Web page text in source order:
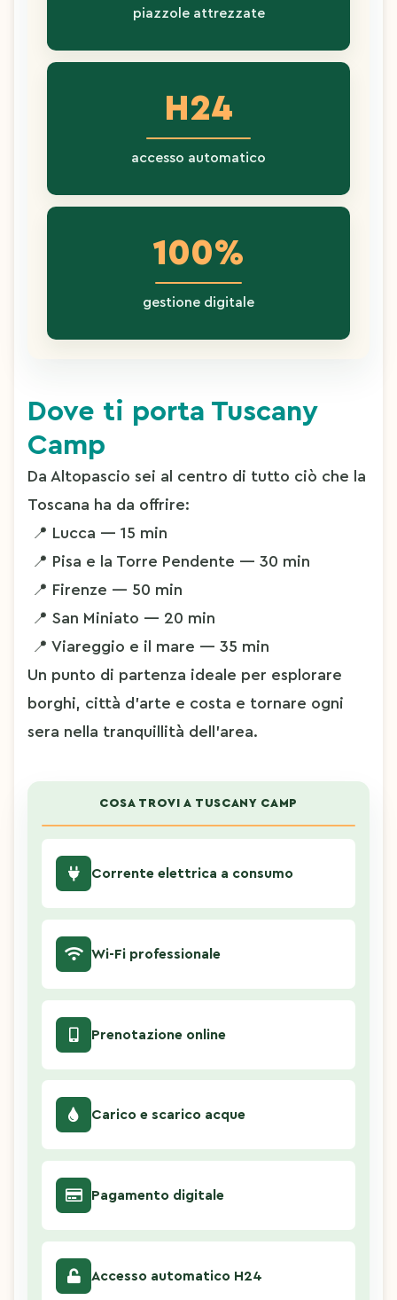
piazzole attrezzate
H24
accesso automatico
100%
gestione digitale
Dove ti porta Tuscany
Camp
Da Altopascio sei al centro di tutto ciò che la
Toscana ha da offrire:
📍 Lucca — 15 min
📍 Pisa e la Torre Pendente — 30 min
📍 Firenze — 50 min
📍 San Miniato — 20 min
📍 Viareggio e il mare — 35 min
Un punto di partenza ideale per esplorare
borghi, città d'arte e costa e tornare ogni
sera nella tranquillità dell'area.
COSA TROVI A TUSCANY CAMP
Corrente elettrica a consumo
Wi-Fi professionale
Prenotazione online
Carico e scarico acque
Pagamento digitale
Accesso automatico H24